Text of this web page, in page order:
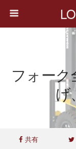
フォーク
げ
共有